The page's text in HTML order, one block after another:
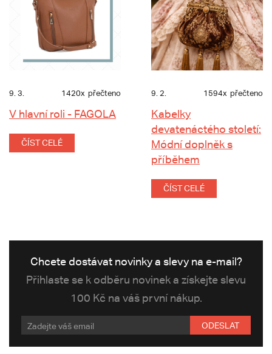
9. 3. 1420x přečteno
V hlavní roli - FAGOLA
ČÍST CELÉ
9. 2. 1594x přečteno
Kabelky
devatenáctého století:
Módní doplněk s
příběhem
ČÍST CELÉ
Chcete dostávat novinky a slevy na e-mail?
Přihlaste se k odběru novinek a získejte slevu
100 Kč na váš první nákup.
ODESLAT